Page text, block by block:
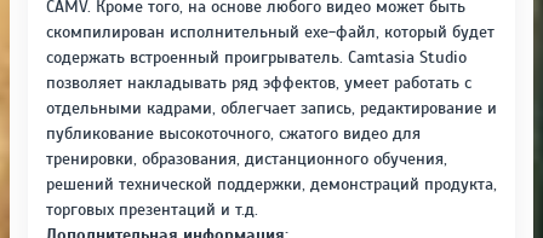
CAMV. Кроме того, на основе любого видео может быть
скомпилирован исполнительный exe-файл, который будет
содержать встроенный проигрыватель. Camtasia Studio
позволяет накладывать ряд эффектов, умеет работать с
отдельными кадрами, облегчает запись, редактирование и
публикование высокоточного, сжатого видео для
тренировки, образования, дистанционного обучения,
решений технической поддержки, демонстраций продукта,
торговых презентаций и т.д.